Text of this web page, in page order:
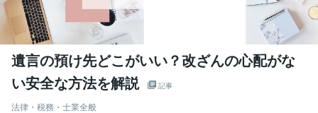
遺言の預け先どこがいい？改ざんの心配がな
い安全な方法を解説
記事
法律・税務・士業全般